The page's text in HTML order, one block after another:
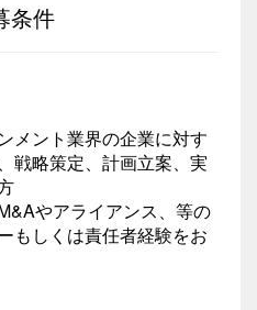
条件
メント業界の企業に対す
戦略策定、計画立案、実
やアライアンス、等の
もしくは責任者経験をお